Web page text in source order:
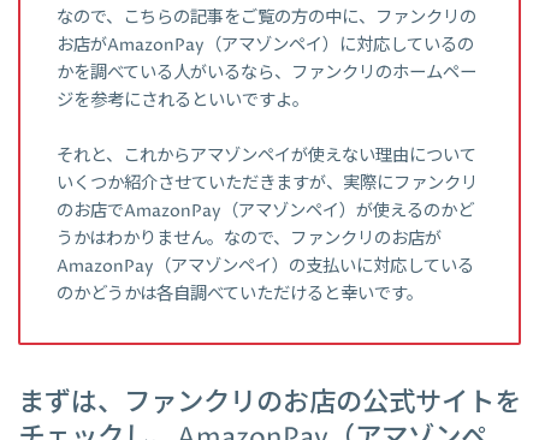
なので、こちらの記事をご覧の方の中に、ファンクリの
お店がAmazonPay（アマゾンペイ）に対応しているの
かを調べている人がいるなら、ファンクリのホームペー
ジを参考にされるといいですよ。
それと、これからアマゾンペイが使えない理由について
いくつか紹介させていただきますが、実際にファンクリ
のお店でAmazonPay（アマゾンペイ）が使えるのかど
うかはわかりません。なので、ファンクリのお店が
AmazonPay（アマゾンペイ）の支払いに対応している
のかどうかは各自調べていただけると幸いです。
まずは、ファンクリのお店の公式サイトを